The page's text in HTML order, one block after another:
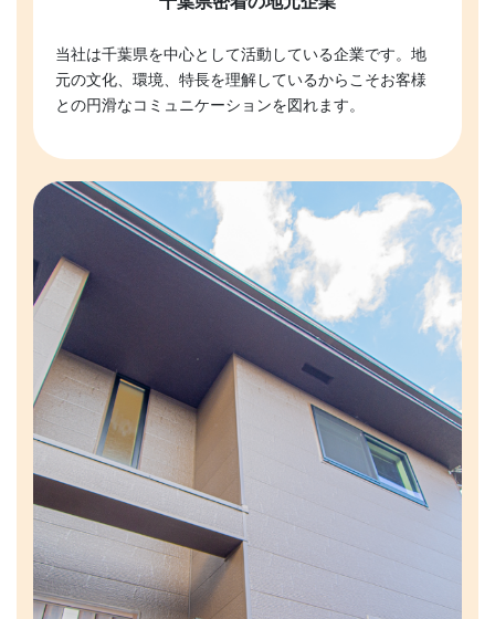
当社は千葉県を中心として活動している企業です。地
元の文化、環境、特長を理解しているからこそお客様
との円滑なコミュニケーションを図れます。